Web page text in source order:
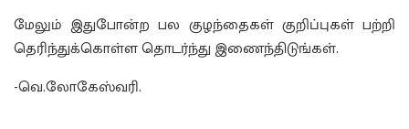
மேலும் இதுபோன்ற பல குழந்தைகள் குறிப்புகள் பற்றி
தெரிந்துக்கொள்ள தொடர்ந்து இணைந்திடுங்கள்.
-வெ.லோகேஸ்வரி.